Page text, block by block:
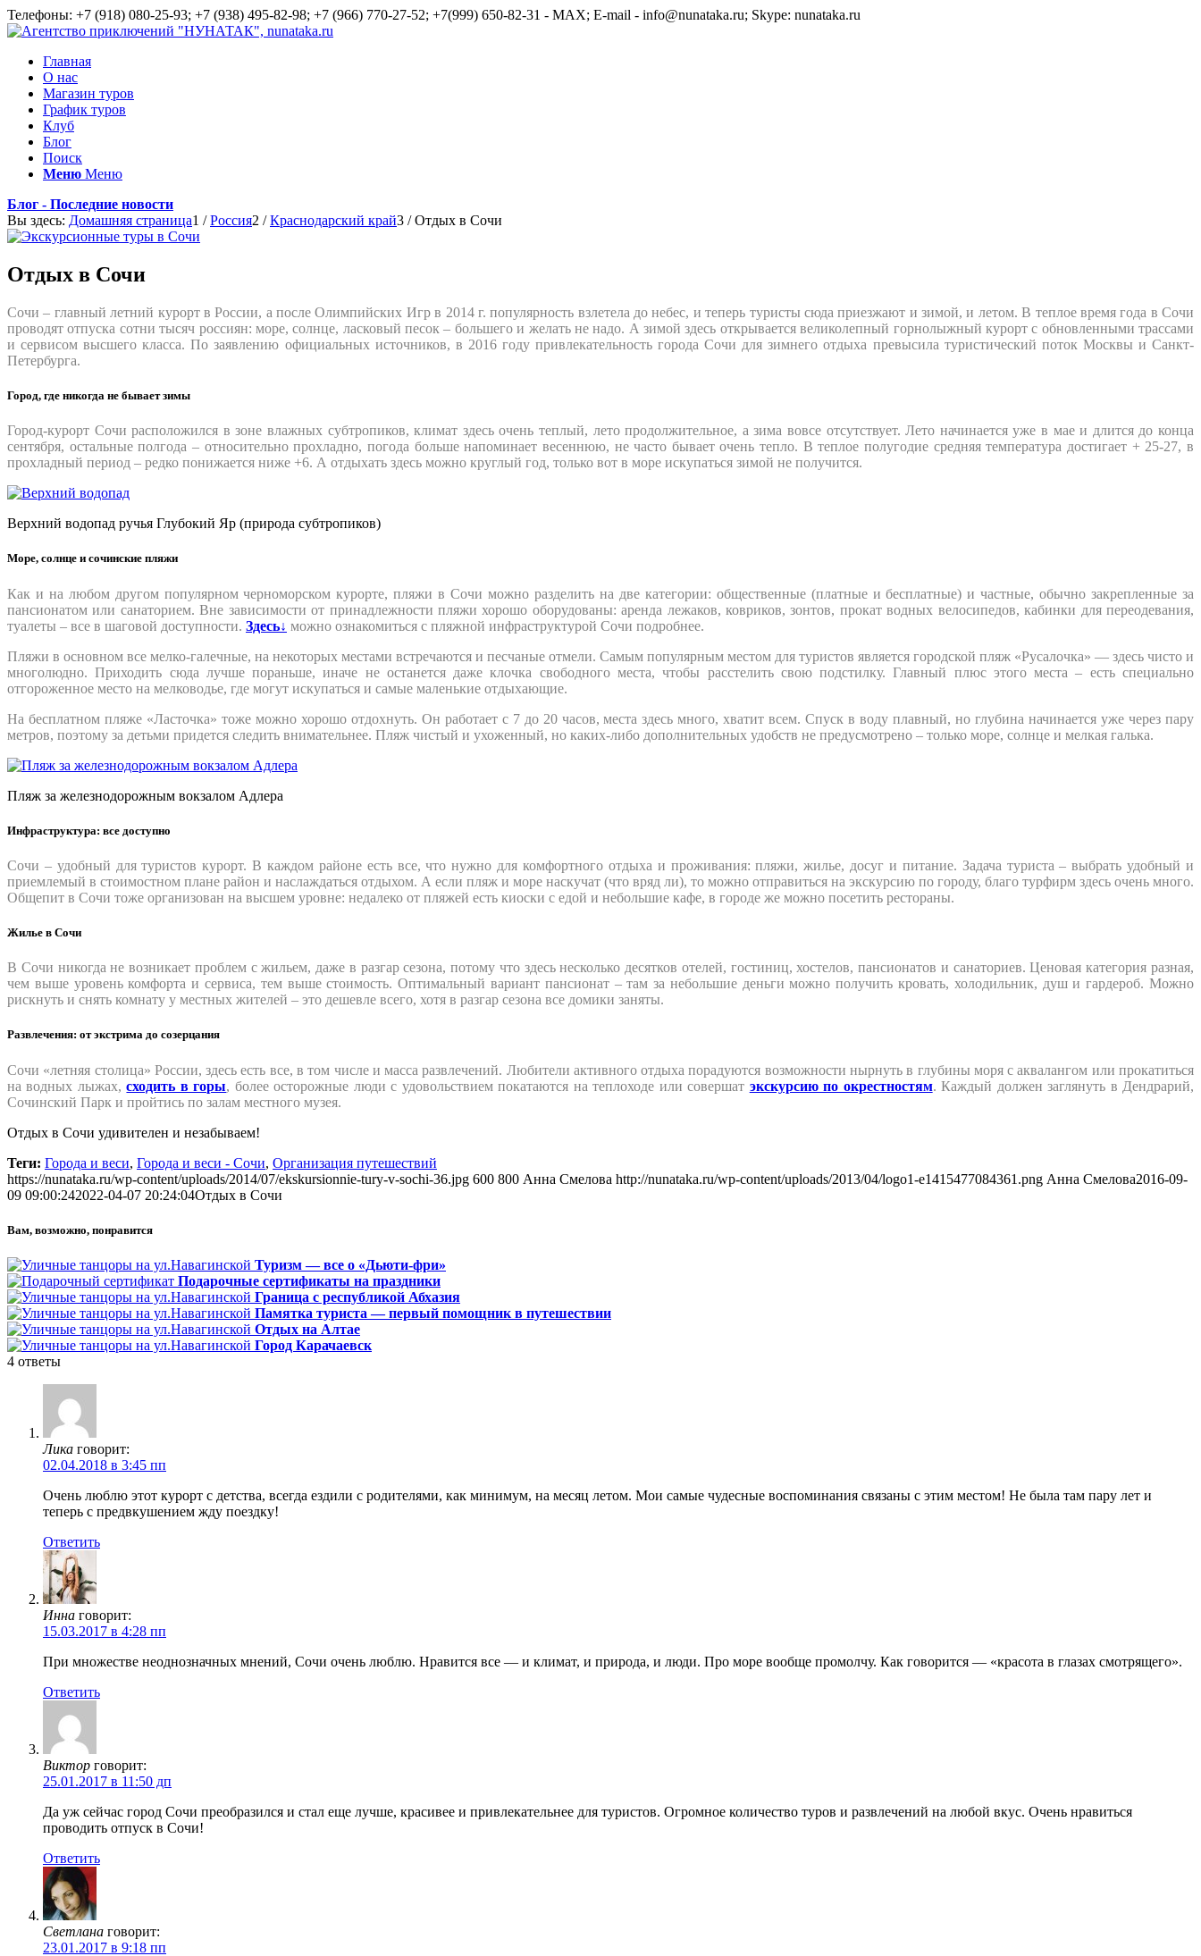
Телефоны: +7 (918) 080-25-93; +7 (938) 495-82-98; +7 (966) 770-27-52; +7(999) 650-82-31 - MAX; E-mail - info@nunataka.ru; Skype: nunataka.ru
Главная
О нас
Магазин туров
График туров
Клуб
Блог
Поиск
Меню Меню
Блог - Последние новости
Вы здесь: Домашняя страница1 / Россия2 / Краснодарский край3 / Отдых в Сочи
Отдых в Сочи
Сочи – главный летний курорт в России, а после Олимпийских Игр в 2014 г. популярность взлетела до небес, и теперь туристы сюда приезжают и зимой, и летом. В теплое время года в Сочи
проводят отпуска сотни тысяч россиян: море, солнце, ласковый песок – большего и желать не надо. А зимой здесь открывается великолепный горнолыжный курорт с обновленными трассами
и сервисом высшего класса. По заявлению официальных источников, в 2016 году привлекательность города Сочи для зимнего отдыха превысила туристический поток Москвы и Санкт-
Петербурга.
Город, где никогда не бывает зимы
Город-курорт Сочи расположился в зоне влажных субтропиков, климат здесь очень теплый, лето продолжительное, а зима вовсе отсутствует. Лето начинается уже в мае и длится до конца
сентября, остальные полгода – относительно прохладно, погода больше напоминает весеннюю, не часто бывает очень тепло. В теплое полугодие средняя температура достигает + 25-27, в
прохладный период – редко понижается ниже +6. А отдыхать здесь можно круглый год, только вот в море искупаться зимой не получится.
Верхний водопад ручья Глубокий Яр (природа субтропиков)
Море, солнце и сочинские пляжи
Как и на любом другом популярном черноморском курорте, пляжи в Сочи можно разделить на две категории: общественные (платные и бесплатные) и частные, обычно закрепленные за
пансионатом или санаторием. Вне зависимости от принадлежности пляжи хорошо оборудованы: аренда лежаков, ковриков, зонтов, прокат водных велосипедов, кабинки для переодевания,
туалеты – все в шаговой доступности. Здесь↓ можно ознакомиться с пляжной инфраструктурой Сочи подробнее.
Пляжи в основном все мелко-галечные, на некоторых местами встречаются и песчаные отмели. Самым популярным местом для туристов является городской пляж «Русалочка» — здесь чисто и
многолюдно. Приходить сюда лучше пораньше, иначе не останется даже клочка свободного места, чтобы расстелить свою подстилку. Главный плюс этого места – есть специально
отгороженное место на мелководье, где могут искупаться и самые маленькие отдыхающие.
На бесплатном пляже «Ласточка» тоже можно хорошо отдохнуть. Он работает с 7 до 20 часов, места здесь много, хватит всем. Спуск в воду плавный, но глубина начинается уже через пару
метров, поэтому за детьми придется следить внимательнее. Пляж чистый и ухоженный, но каких-либо дополнительных удобств не предусмотрено – только море, солнце и мелкая галька.
Пляж за железнодорожным вокзалом Адлера
Инфраструктура: все доступно
Сочи – удобный для туристов курорт. В каждом районе есть все, что нужно для комфортного отдыха и проживания: пляжи, жилье, досуг и питание. Задача туриста – выбрать удобный и
приемлемый в стоимостном плане район и наслаждаться отдыхом. А если пляж и море наскучат (что вряд ли), то можно отправиться на экскурсию по городу, благо турфирм здесь очень много.
Общепит в Сочи тоже организован на высшем уровне: недалеко от пляжей есть киоски с едой и небольшие кафе, в городе же можно посетить рестораны.
Жилье в Сочи
В Сочи никогда не возникает проблем с жильем, даже в разгар сезона, потому что здесь несколько десятков отелей, гостиниц, хостелов, пансионатов и санаториев. Ценовая категория разная,
чем выше уровень комфорта и сервиса, тем выше стоимость. Оптимальный вариант пансионат – там за небольшие деньги можно получить кровать, холодильник, душ и гардероб. Можно
рискнуть и снять комнату у местных жителей – это дешевле всего, хотя в разгар сезона все домики заняты.
Развлечения: от экстрима до созерцания
Сочи «летняя столица» России, здесь есть все, в том числе и масса развлечений. Любители активного отдыха порадуются возможности нырнуть в глубины моря с аквалангом или прокатиться
на водных лыжах, сходить в горы, более осторожные люди с удовольствием покатаются на теплоходе или совершат экскурсию по окрестностям. Каждый должен заглянуть в Дендрарий,
Сочинский Парк и пройтись по залам местного музея.
Отдых в Сочи удивителен и незабываем!
Теги: Города и веси, Города и веси - Сочи, Организация путешествий
https://nunataka.ru/wp-content/uploads/2014/07/ekskursionnie-tury-v-sochi-36.jpg 600 800 Анна Смелова http://nunataka.ru/wp-content/uploads/2013/04/logo1-e1415477084361.png Анна Смелова2016-09-
09 09:00:242022-04-07 20:24:04Отдых в Сочи
Вам, возможно, понравится
Туризм — все о «Дьюти-фри»
Подарочные сертификаты на праздники
Граница с республикой Абхазия
Памятка туриста — первый помощник в путешествии
Отдых на Алтае
Город Карачаевск
4 ответы
Лика говорит:
02.04.2018 в 3:45 пп
Очень люблю этот курорт с детства, всегда ездили с родителями, как минимум, на месяц летом. Мои самые чудесные воспоминания связаны с этим местом! Не была там пару лет и
теперь с предвкушением жду поездку!
Ответить
Инна говорит:
15.03.2017 в 4:28 пп
При множестве неоднозначных мнений, Сочи очень люблю. Нравится все — и климат, и природа, и люди. Про море вообще промолчу. Как говорится — «красота в глазах смотрящего».
Ответить
Виктор говорит:
25.01.2017 в 11:50 дп
Да уж сейчас город Сочи преобразился и стал еще лучше, красивее и привлекательнее для туристов. Огромное количество туров и развлечений на любой вкус. Очень нравиться
проводить отпуск в Сочи!
Ответить
Светлана говорит:
23.01.2017 в 9:18 пп